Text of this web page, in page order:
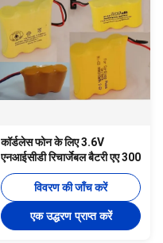
कॉर्डलेस फोन के लिए 3.6V
एनआईसीडी रिचार्जेबल बैटरी एए 300
विवरण की जाँच करें
एक उद्धरण प्राप्त करें